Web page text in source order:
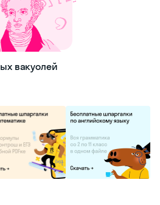
вакуолей